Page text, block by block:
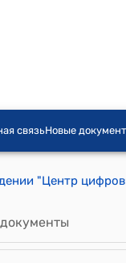
связьНовые